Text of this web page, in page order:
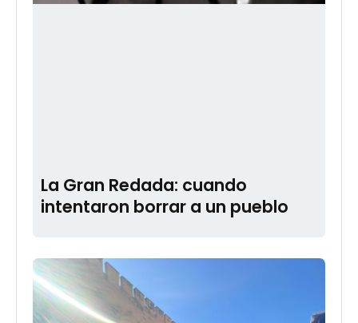
La Gran Redada: cuando
intentaron borrar a un pueblo